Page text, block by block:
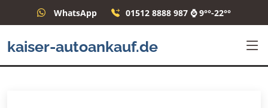
WhatsApp 01512 8888 987 ⌚ 9°°-22°°
kaiser-autoankauf.de